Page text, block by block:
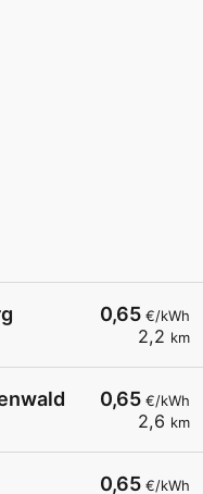
0,65 €/kWh
2,2 km
0,65 €/kWh
2,6 km
0,65 €/kWh